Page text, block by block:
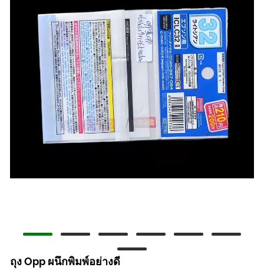
ถุง Opp ผนึกพิมพ์อย่างดี